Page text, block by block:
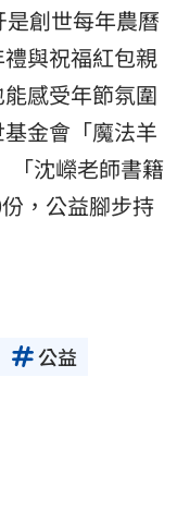
創世每年農曆
與祝福紅包親
感受年節氛圍
金會「魔法羊
「沈嶸老師書籍
，公益腳步持
公益